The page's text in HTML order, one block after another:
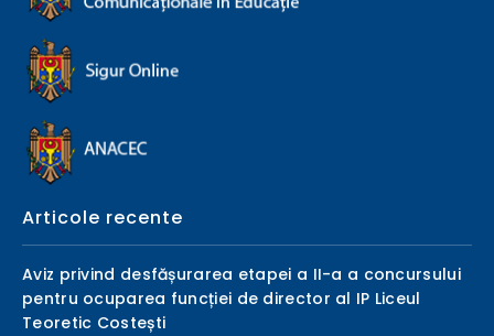
Articole recente
Aviz privind desfășurarea etapei a II-a a concursului
pentru ocuparea funcției de director al IP Liceul
Teoretic Costești